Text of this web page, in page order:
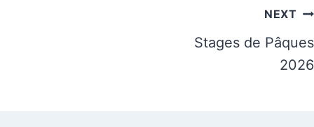
NEXT
Stages de Pâques
2026